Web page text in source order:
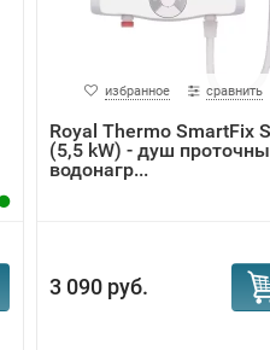
избранное сравнить
Royal Thermo SmartFix S
(5,5 kW) - душ
водонагр...
3 090 руб.